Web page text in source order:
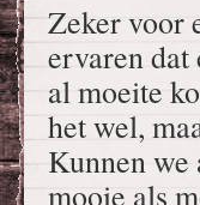
Zeker voor
ervaren
al moeite
het wel,
Kunnen we
mooie als